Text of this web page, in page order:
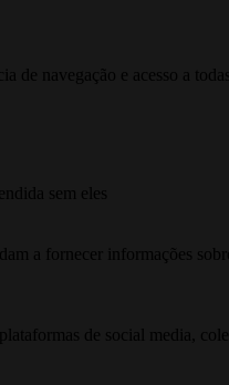
de navegação e acesso a
sem eles
a fornecer informações
de social media,